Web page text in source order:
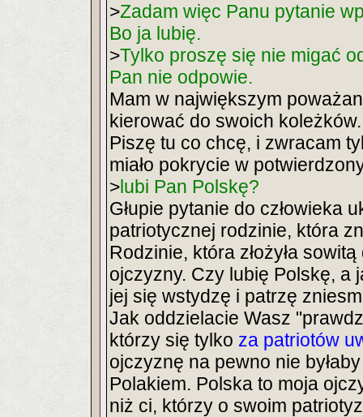
>Zadam więc Panu pytanie
Bo ja lubię.
>Tylko proszę się nie migać
Pan nie odpowie.
Mam w największym
kierować do swoich koleżków.
Piszę tu co chcę, i zwracam
miało pokrycie w
>lubi Pan Polskę?
Głupie pytanie do człowieka
patriotycznej rodzinie, która
Rodzinie, która złożyła
ojczyzny. Czy lubię Polskę, a
jej się wstydzę i patrzę
Jak oddzielacie Wasz
którzy się tylko za patriotów
ojczyznę na pewno nie
Polakiem. Polska to moja
niż ci, którzy o swoim